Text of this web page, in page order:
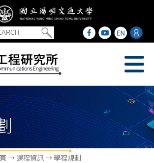
→ 課程資訊 → 學程規劃